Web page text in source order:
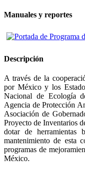
Manuales y reportes
Descripción
A través de la
por México y los
Nacional de Ecología
Agencia de Protección
Asociación de
Proyecto de Inventarios
dotar de herramientas
mantenimiento de esta
programas de
México.